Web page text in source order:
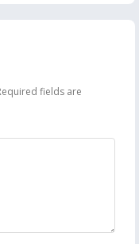
fields are